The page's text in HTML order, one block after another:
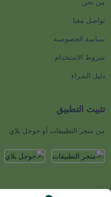
من نحن
تواصل معنا
سياسة الخصوصية
شروط الاستخدام
دليل الشراء
تثبيت التطبيق
من متجر التطبيقات أو جوجل بلاي